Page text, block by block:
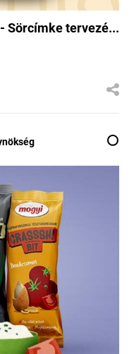
- Sörcímke tervezé...